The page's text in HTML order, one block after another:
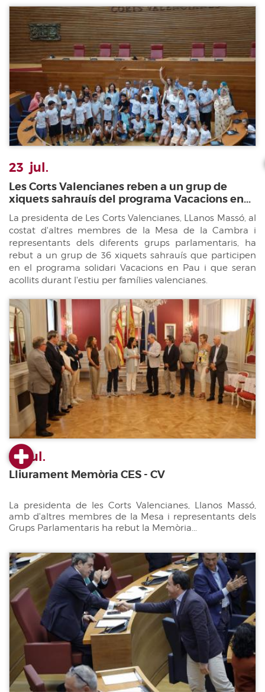
23 jul.
Les Corts Valencianes reben a un grup de
xiquets sahrauís del programa Vacacions en...
La presidenta de Les Corts Valencianes, LLanos Massó, al
costat d'altres membres de la Mesa de la Cambra i
representants dels diferents grups parlamentaris, ha
rebut a un grup de 36 xiquets sahrauís que participen
en el programa solidari Vacacions en Pau i que seran
acollits durant l'estiu per famílies valencianes.
23 jul.
Lliurament Memòria CES - CV
La presidenta de les Corts Valencianes, Llanos Massó,
amb d'altres membres de la Mesa i representants dels
Grups Parlamentaris ha rebut la Memòria...